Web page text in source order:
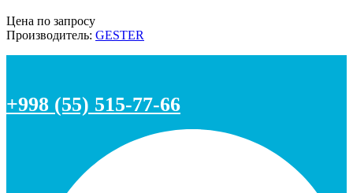
Цена по запросу
Производитель: GESTER
+998 (55) 515-77-66